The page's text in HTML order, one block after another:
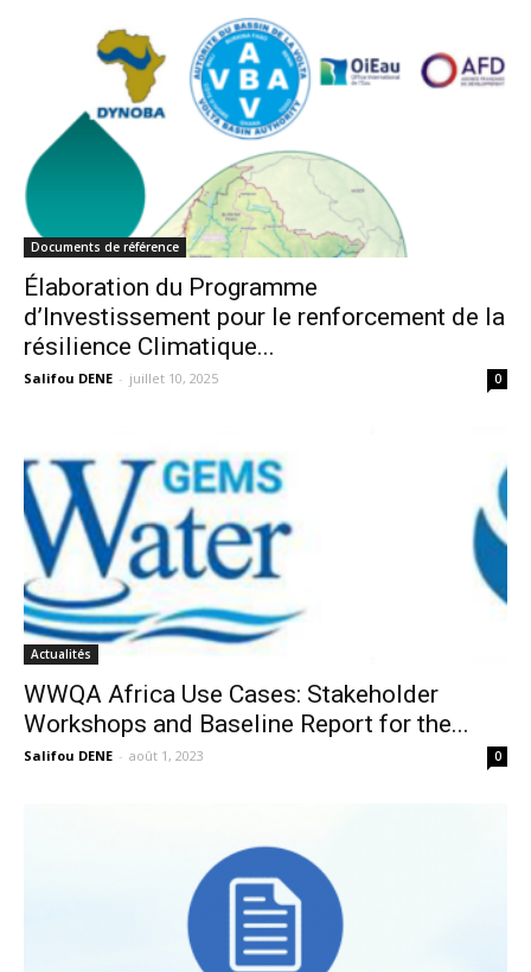
Documents de référence
Élaboration du Programme
d’Investissement pour le renforcement de la
résilience Climatique...
Salifou DENE - juillet 10, 2025 0
Actualités
WWQA Africa Use Cases: Stakeholder
Workshops and Baseline Report for the...
Salifou DENE - août 1, 2023 0